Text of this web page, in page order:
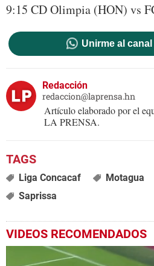
9:15 CD Olimpia (HON) vs
Unirme al
Redacción
redaccion@laprensa.hn
Artículo elaborado por el
LA PRENSA.
Liga Concacaf Motagua
Saprissa
VIDEOS RECOMENDADOS